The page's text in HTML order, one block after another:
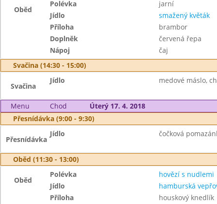
Oběd
Polévka
jarní
Jídlo
smažený květák
Příloha
brambor
Doplněk
červená řepa
Nápoj
čaj
Svačina (14:30 - 15:00)
Svačina
Jídlo medové máslo,
Menu Chod
Úterý 17. 4. 2018
Přesnídávka (9:00 - 9:30)
Přesnídávka
Jídlo čočková
Oběd (11:30 - 13:00)
Oběd
Polévka
hovězí s nudlemi
Jídlo
hamburská
Příloha
houskový knedlík